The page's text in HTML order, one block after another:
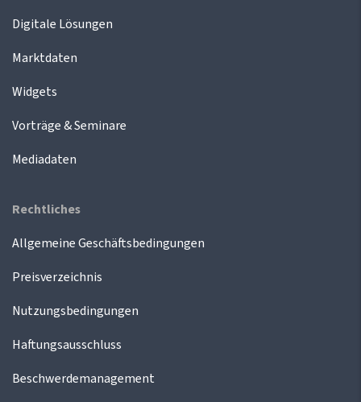
Digitale Lösungen
Marktdaten
Widgets
Vorträge & Seminare
Mediadaten
Rechtliches
Allgemeine Geschäftsbedingungen
Preisverzeichnis
Nutzungsbedingungen
Haftungsausschluss
Beschwerdemanagement